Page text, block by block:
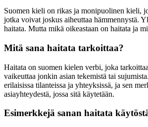
Suomen kieli on rikas ja monipuolinen kieli,
jotka voivat joskus aiheuttaa hämmennystä.
haitata. Mutta mikä oikeastaan on haitata ja
Mitä sana haitata tarkoittaa?
Haitata on suomen kielen verbi, joka
vaikeuttaa jonkin asian tekemistä tai
erilaisissa tilanteissa ja yhteyksissä, ja sen
asiayhteydestä, jossa sitä käytetään.
Esimerkkejä sanan haitata